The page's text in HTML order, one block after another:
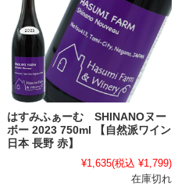
はすみふぁーむ SHINANOヌー
ボー 2023 750ml 【自然派ワイン
日本 長野 赤】
¥1,635(税込 ¥1,799)
在庫切れ